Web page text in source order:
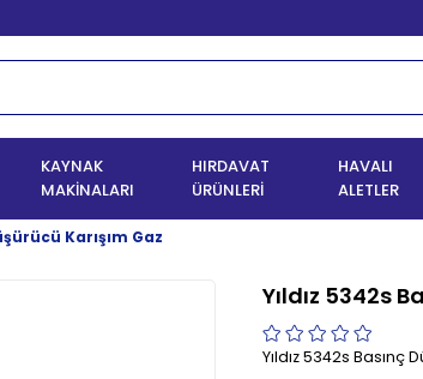
KAYNAK
MAKİNALARI
HIRDAVAT
ÜRÜNLERİ
HAVALI
ALETLER
Karışım Gaz
Yıldız 5342s
Yıldız 5342s Basınç